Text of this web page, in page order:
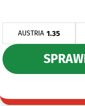
AUSTRIA 1.35